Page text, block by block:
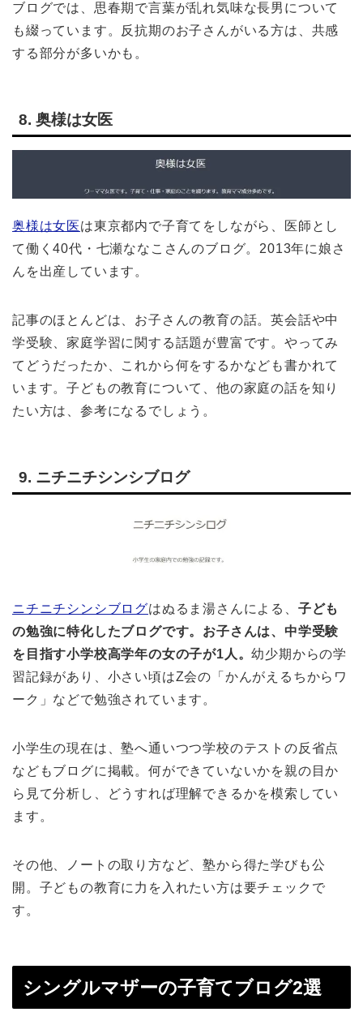
ブログでは、思春期で言葉が乱れ気味な長男について
も綴っています。反抗期のお子さんがいる方は、共感
する部分が多いかも。
8. 奥様は女医
奥様は女医は東京都内で子育てをしながら、医師とし
て働く40代・七瀬ななこさんのブログ。2013年に娘さ
んを出産しています。
記事のほとんどは、お子さんの教育の話。英会話や中
学受験、家庭学習に関する話題が豊富です。やってみ
てどうだったか、これから何をするかなども書かれて
います。子どもの教育について、他の家庭の話を知り
たい方は、参考になるでしょう。
9. ニチニチシンシブログ
ニチニチシンシブログはぬるま湯さんによる、 子ども
の勉強に特化したブログです。お子さんは、中学受験
を目指す小学校高学年の女の子が1人。幼少期からの学
習記録があり、小さい頃はZ会の「かんがえるちからワ
ーク」などで勉強されています。
小学生の現在は、塾へ通いつつ学校のテストの反省点
などもブログに掲載。何ができていないかを親の目か
ら見て分析し、どうすれば理解できるかを模索してい
ます。
その他、ノートの取り方など、塾から得た学びも公
開。子どもの教育に力を入れたい方は要チェックで
す。
シングルマザーの子育てブログ2選